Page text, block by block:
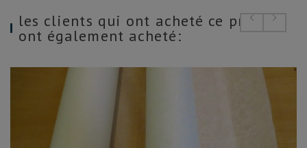
les clients qui ont acheté ce produit
ont également acheté: